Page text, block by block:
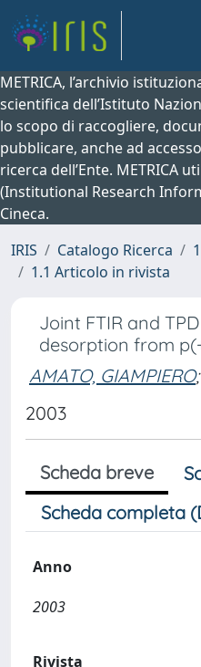
METRICA, l’archivio
scientifica dell’Istituto
lo scopo di raccogliere,
pubblicare, anche ad
ricerca dell’Ente. METRICA
(Institutional Research
Cineca.
IRIS
Catalogo Ricerca
1.1 Articolo in rivista
Joint FTIR and
desorption from
AMATO, GIAMPIERO;
2003
Scheda breve
Scheda completa
Anno
2003
Rivista